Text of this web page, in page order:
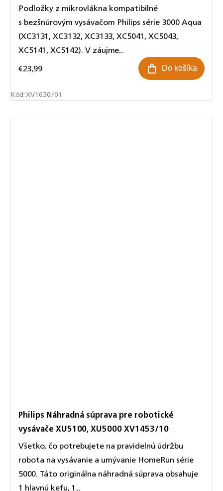
€23,99 Do košíka
Podložky z mikrovlákna kompatibilné
s bezšnúrovým vysávačom Philips série 3000 Aqua
(XC3131, XC3132, XC3133, XC5041, XC5043,
XC5141, XC5142). V záujme...
Kód:XV1630/01
Philips Náhradná súprava pre robotické
vysávače XU5100, XU5000 XV1453/10
Všetko, čo potrebujete na pravidelnú údržbu
robota na vysávanie a umývanie HomeRun série
5000. Táto originálna náhradná súprava obsahuje
1 hlavnú kefu, 1...